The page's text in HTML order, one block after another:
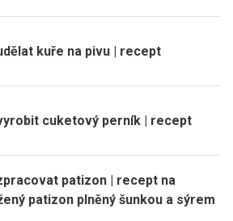
kuře na pivu | recept
cuketový perník | recept
patizon | recept na
patizon plněný šunkou a sýrem